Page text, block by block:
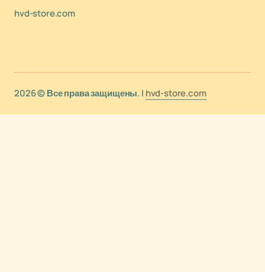
hvd-store.com
2026 © Все права защищены. | hvd-store.com